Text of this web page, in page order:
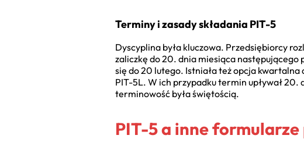
Terminy i zasady składania PIT-5
Dyscyplina była kluczowa. Przedsiębiorcy
zaliczkę do 20. dnia miesiąca następującego
się do 20 lutego. Istniała też opcja
PIT-5L. W ich przypadku termin upływał
terminowość była świętością.
PIT-5 a inne